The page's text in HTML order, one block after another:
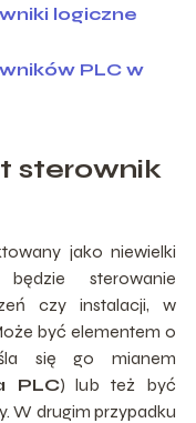
logiczne
PLC w
sterownik
jako niewielki
sterowanie
czy instalacji, w
być elementem o
się go mianem
PLC) lub też być
W drugim przypadku